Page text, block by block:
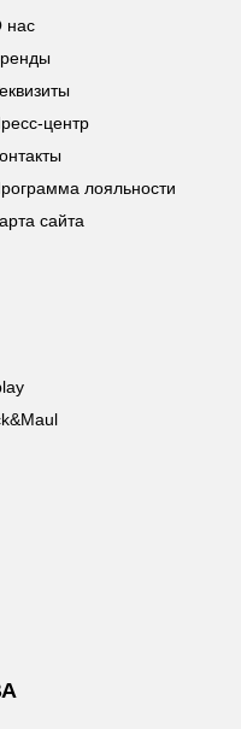
нас
центр
лояльности
сайта